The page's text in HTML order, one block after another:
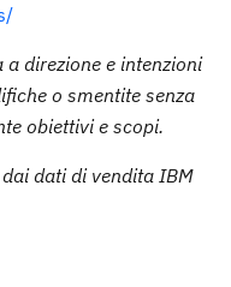
direzione e intenzioni
o smentite senza
obiettivi e scopi.
dati di vendita IBM